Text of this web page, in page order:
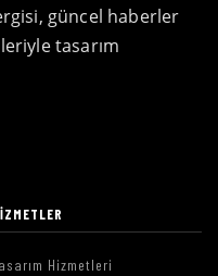
güncel haberler
tasarım
Hizmetleri